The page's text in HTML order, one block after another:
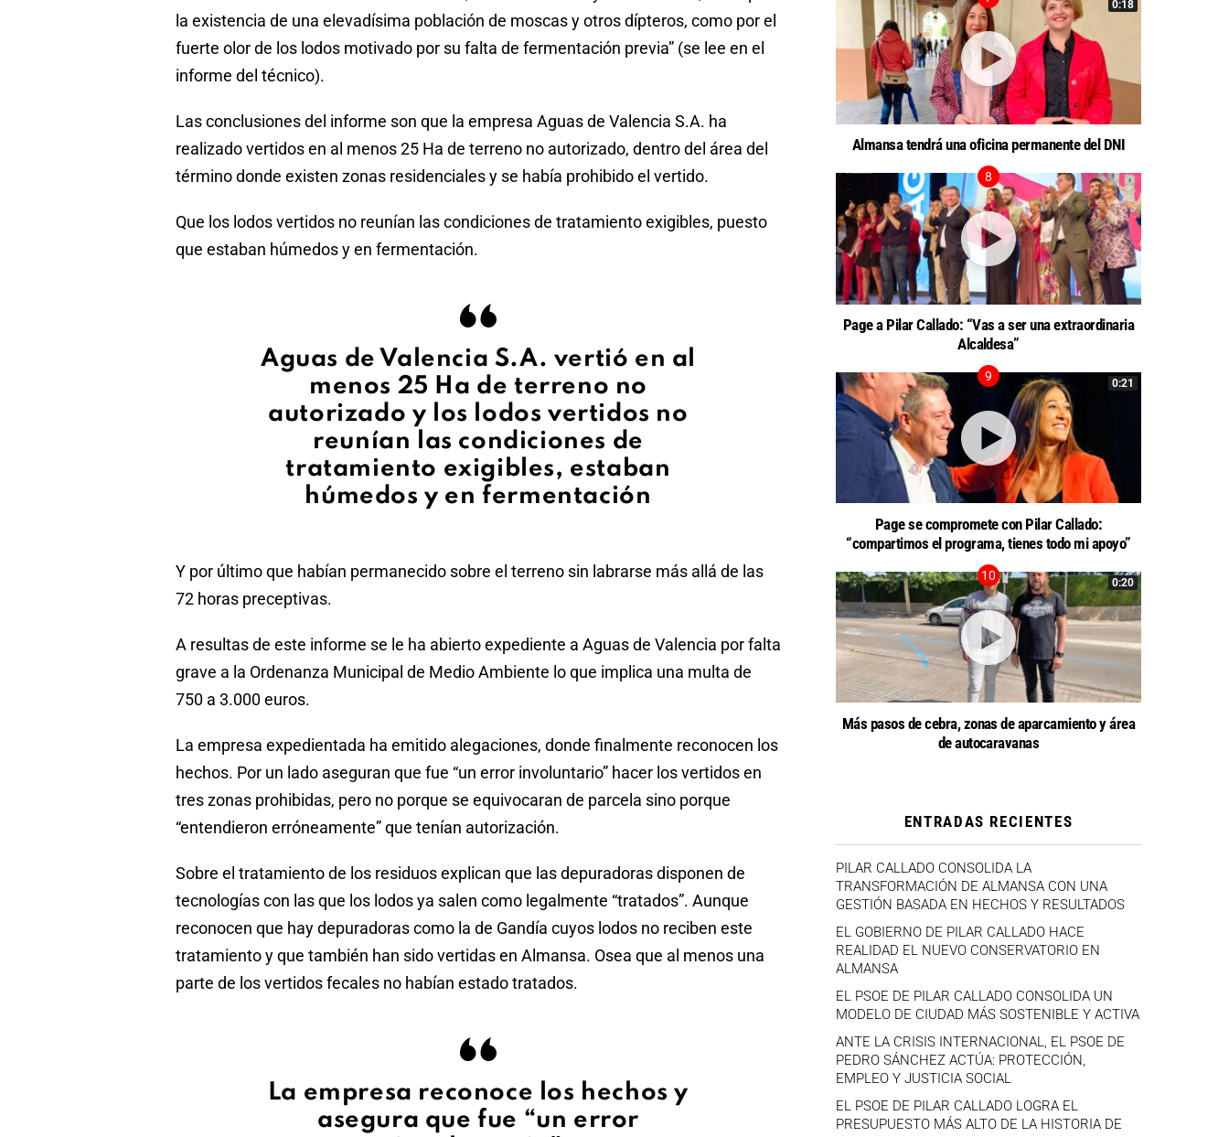
la existencia de una elevadísima población de moscas y otros dípteros, como por el
fuerte olor de los lodos motivado por su falta de fermentación previa” (se lee en el
informe del técnico).
Las conclusiones del informe son que la empresa Aguas de Valencia S.A. ha
realizado vertidos en al menos 25 Ha de terreno no autorizado, dentro del área del
término donde existen zonas residenciales y se había prohibido el vertido.
Que los lodos vertidos no reunían las condiciones de tratamiento exigibles, puesto
que estaban húmedos y en fermentación.
Aguas de Valencia S.A. vertió en al
menos 25 Ha de terreno no
autorizado y los lodos vertidos no
reunían las condiciones de
tratamiento exigibles, estaban
húmedos y en fermentación
Y por último que habían permanecido sobre el terreno sin labrarse más allá de las
72 horas preceptivas.
A resultas de este informe se le ha abierto expediente a Aguas de Valencia por falta
grave a la Ordenanza Municipal de Medio Ambiente lo que implica una multa de
750 a 3.000 euros.
La empresa expedientada ha emitido alegaciones, donde finalmente reconocen los
hechos. Por un lado aseguran que fue “un error involuntario” hacer los vertidos en
tres zonas prohibidas, pero no porque se equivocaran de parcela sino porque
“entendieron erróneamente” que tenían autorización.
Sobre el tratamiento de los residuos explican que las depuradoras disponen de
tecnologías con las que los lodos ya salen como legalmente “tratados”. Aunque
reconocen que hay depuradoras como la de Gandía cuyos lodos no reciben este
tratamiento y que también han sido vertidas en Almansa. Osea que al menos una
parte de los vertidos fecales no habían estado tratados.
La empresa reconoce los hechos y
asegura que fue “un error
0:18
Almansa tendrá una oficina permanente del DNI
Page a Pilar Callado: “Vas a ser una extraordinaria
Alcaldesa”
0:21
Page se compromete con Pilar Callado:
“compartimos el programa, tienes todo mi apoyo”
0:20
Más pasos de cebra, zonas de aparcamiento y área
de autocaravanas
ENTRADAS RECIENTES
PILAR CALLADO CONSOLIDA LA
TRANSFORMACIÓN DE ALMANSA CON UNA
GESTIÓN BASADA EN HECHOS Y RESULTADOS
EL GOBIERNO DE PILAR CALLADO HACE
REALIDAD EL NUEVO CONSERVATORIO EN
ALMANSA
EL PSOE DE PILAR CALLADO CONSOLIDA UN
MODELO DE CIUDAD MÁS SOSTENIBLE Y ACTIVA
ANTE LA CRISIS INTERNACIONAL, EL PSOE DE
PEDRO SÁNCHEZ ACTÚA: PROTECCIÓN,
EMPLEO Y JUSTICIA SOCIAL
EL PSOE DE PILAR CALLADO LOGRA EL
PRESUPUESTO MÁS ALTO DE LA HISTORIA DE